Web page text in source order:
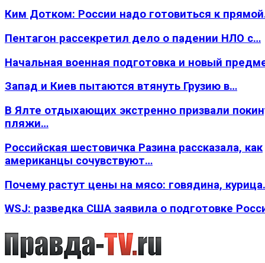
Ким Дотком: России надо готовиться к
Пентагон рассекретил дело о падении НЛО с…
Начальная военная подготовка и новый
Запад и Киев пытаются втянуть Грузию в…
В Ялте отдыхающих экстренно призвали
пляжи…
Российская шестовичка Разина рассказала, как
американцы сочувствуют…
Почему растут цены на мясо: говядина,
WSJ: разведка США заявила о подготовке